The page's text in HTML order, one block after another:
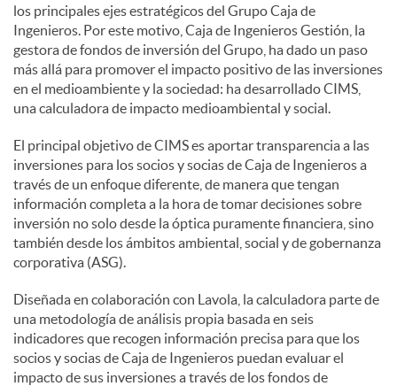
n
t
e
n
i
d
o
los principales ejes estratégicos del Grupo Caja de
Ingenieros. Por este motivo, Caja de Ingenieros Gestión, la
gestora de fondos de inversión del Grupo, ha dado un paso
más allá para promover el impacto positivo de las inversiones
en el medioambiente y la sociedad: ha desarrollado CIMS,
una calculadora de impacto medioambiental y social.
El principal objetivo de CIMS es aportar transparencia a las
inversiones para los socios y socias de Caja de Ingenieros a
través de un enfoque diferente, de manera que tengan
información completa a la hora de tomar decisiones sobre
inversión no solo desde la óptica puramente financiera, sino
también desde los ámbitos ambiental, social y de gobernanza
corporativa (ASG).
Diseñada en colaboración con Lavola, la calculadora parte de
una metodología de análisis propia basada en seis
indicadores que recogen información precisa para que los
socios y socias de Caja de Ingenieros puedan evaluar el
impacto de sus inversiones a través de los fondos de